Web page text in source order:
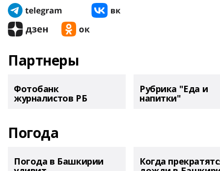
Партнеры
Фотобанк
журналистов РБ
Рубрика "Еда и
напитки"
Погода
Погода в Башкирии Когда